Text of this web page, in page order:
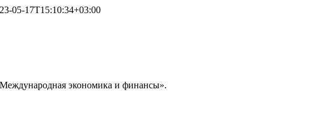
05-17T15:10:34+03:00
экономика и финансы».